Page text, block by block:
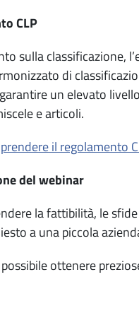
CLP
sulla classificazione,
di
un elevato
e articoli.
il regolamento
del webinar
la fattibilità, le
a una piccola
ottenere